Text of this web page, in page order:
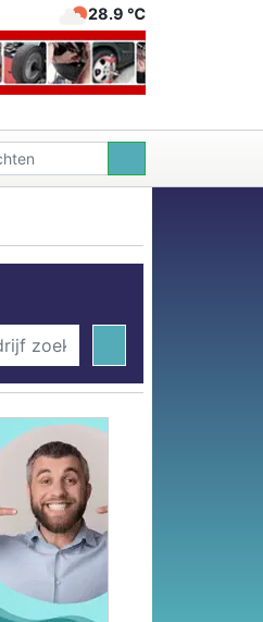
28.9 ℃